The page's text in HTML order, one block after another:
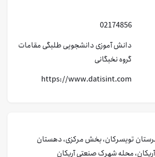
02174856
دانش آموزیدانشجوییطلبگیمقامات
گروه نخبگانی
https://www.datisint.com
تویسرکان، بخش مرکزی، دهستان
محله شهرک صنعتی آریکان